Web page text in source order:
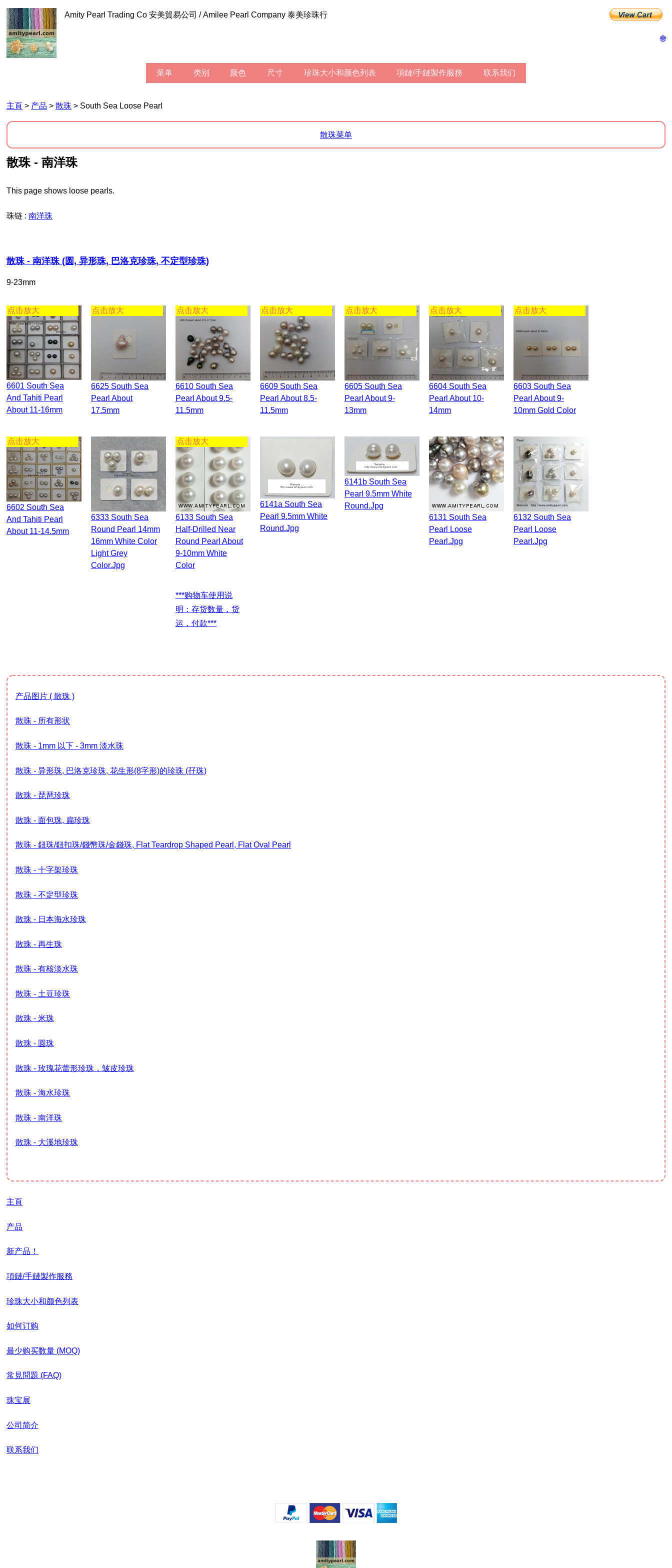
🌐
Amity Pearl Trading Co 安美貿易公司 / Amilee Pearl Company 泰美珍珠行
菜单 类别 颜色 尺寸 珍珠大小和颜色列表 項鏈/手鏈製作服務 联系我们
主頁 > 产品 > 散珠 > South Sea Loose Pearl
散珠菜单
散珠 - 南洋珠
This page shows loose pearls.
珠链 : 南洋珠
散珠 - 南洋珠 (圆, 异形珠, 巴洛克珍珠, 不定型珍珠)
9-23mm
点击放大
6601 South Sea
And Tahiti Pearl
About 11-16mm
点击放大
6625 South Sea
Pearl About
17.5mm
点击放大
6610 South Sea
Pearl About 9.5-
11.5mm
点击放大
6609 South Sea
Pearl About 8.5-
11.5mm
点击放大
6605 South Sea
Pearl About 9-
13mm
点击放大
6604 South Sea
Pearl About 10-
14mm
点击放大
6603 South Sea
Pearl About 9-
10mm Gold Color
点击放大
6602 South Sea
And Tahiti Pearl
About 11-14.5mm
6333 South Sea
Round Pearl 14mm
16mm White Color
Light Grey
Color.jpg
点击放大
6133 South Sea
Half-Drilled Near
Round Pearl About
9-10mm White
Color
***购物车使用说
明：存货数量，货
运，付款***
6141a South Sea
Pearl 9.5mm White
Round.jpg
6141b South Sea
Pearl 9.5mm White
Round.jpg
6131 South Sea
Pearl Loose
Pearl.jpg
6132 South Sea
Pearl Loose
Pearl.jpg
产品图片 ( 散珠 )
散珠 - 所有形状
散珠 - 1mm 以下 - 3mm 淡水珠
散珠 - 异形珠, 巴洛克珍珠, 花生形(8字形)的珍珠 (孖珠)
散珠 - 琵琶珍珠
散珠 - 面包珠, 扁珍珠
散珠 - 鈕珠/鈕扣珠/錢幣珠/金錢珠, Flat Teardrop Shaped Pearl, Flat Oval Pearl
散珠 - 十字架珍珠
散珠 - 不定型珍珠
散珠 - 日本海水珍珠
散珠 - 再生珠
散珠 - 有核淡水珠
散珠 - 土豆珍珠
散珠 - 米珠
散珠 - 圆珠
散珠 - 玫瑰花蕾形珍珠，皱皮珍珠
散珠 - 海水珍珠
散珠 - 南洋珠
散珠 - 大溪地珍珠
主頁
产品
新产品！
項鏈/手鏈製作服務
珍珠大小和颜色列表
如何订购
最少购买数量 (MOQ)
常見問題 (FAQ)
珠宝展
公司简介
联系我们